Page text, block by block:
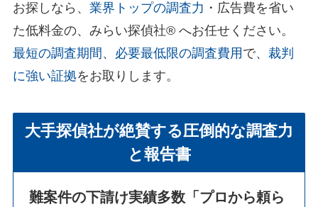
お探しなら、 業界トップの調査力 ・広告費を省い
た低料金の、みらい探偵社®︎ へお任せください。
最短の調査期間 、 必要最低限の調査費用 で、 裁判
に強い証拠をお取りします。
大手探偵社が絶賛する圧倒的な調査力
と報告書
難案件の下請け実績多数 「プロから頼ら